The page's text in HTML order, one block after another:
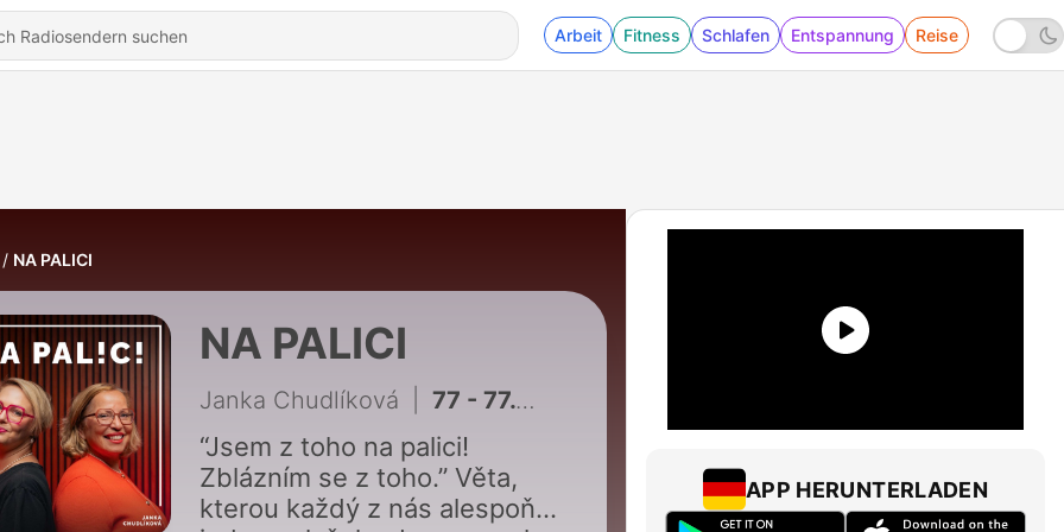
Arbeit Fitness Schlafen Entspannung Reise
NA PALICI
NA PALICI
Janka Chudlíková 77 - 77. díl - I závist umí pomáhat
“Jsem z toho na palici!
Zblázním se z toho.” Věta,
kterou každý z nás alespoň
APP HERUNTERLADEN